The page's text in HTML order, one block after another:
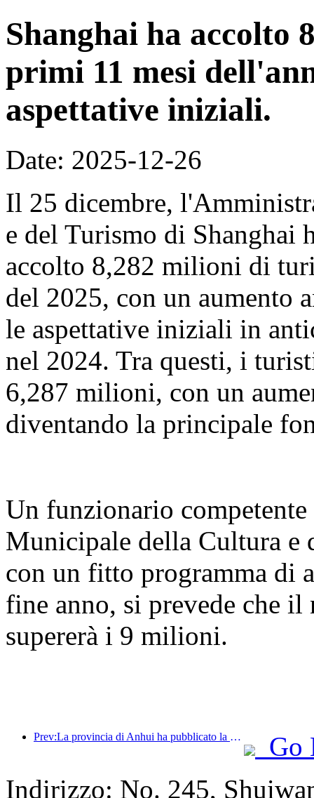
Shanghai ha accolto
primi 11 mesi
aspettative iniziali.
Date: 2025-12-26
Il 25 dicembre,
e del Turismo di Shanghai
accolto 8,282 milioni di
del 2025, con un aumento
le aspettative iniziali in
nel 2024. Tra questi, i
6,287 milioni, con un
diventando la principale
Un funzionario
Municipale della Cultura e
con un fitto programma di
fine anno, si prevede che
supererà i 9 milioni.
Prev:La provincia di Anhui ha pubblicato la proposta del '15° piano quinquennale', con l'obiettivo di trasformare l'industria del turismo culturale in un settore fondamentale.
Go
Indirizzo: No. 245,